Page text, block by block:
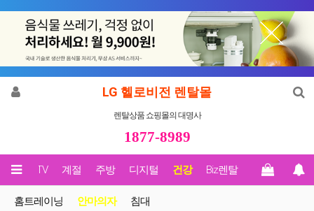
LG 헬로비전 렌탈몰
렌탈상품 쇼핑몰의 대명사
1877-8989
영상/TV 계절 주방 디지털 건강 Biz렌탈
홈트레이닝 안마의자 침대